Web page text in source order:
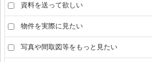
資料を送って欲しい
物件を実際に見たい
写真や間取図等をもっと見たい